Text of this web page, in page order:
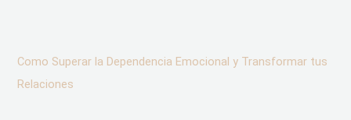
Como Superar la Dependencia Emocional y Transformar tus
Relaciones